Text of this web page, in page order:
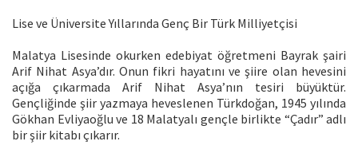
Lise ve Üniversite Yıllarında Genç Bir Türk Milliyetçisi
Malatya Lisesinde okurken edebiyat öğretmeni Bayrak şairi
Arif Nihat Asya’dır. Onun fikri hayatını ve şiire olan hevesini
açığa çıkarmada Arif Nihat Asya’nın tesiri büyüktür.
Gençliğinde şiir yazmaya heveslenen Türkdoğan, 1945 yılında
Gökhan Evliyaoğlu ve 18 Malatyalı gençle birlikte “Çadır” adlı
bir şiir kitabı çıkarır.